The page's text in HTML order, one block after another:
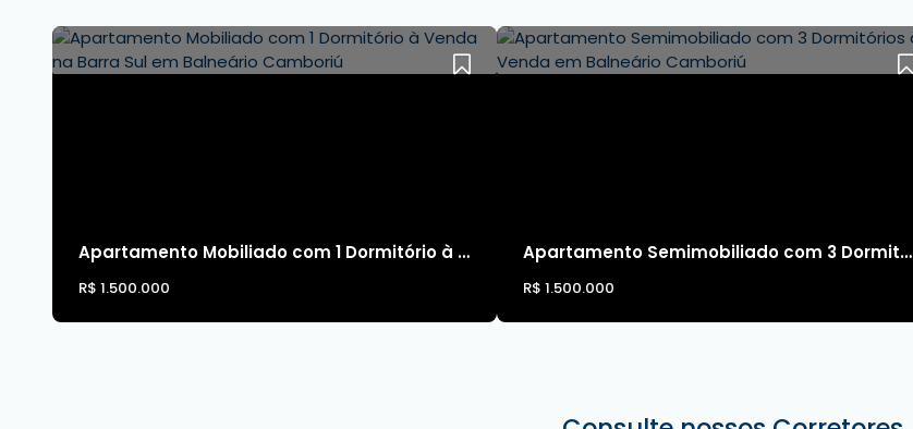
Apartamento Mobiliado com 1 Dormitório à Venda na Barra Sul em Balneário Camboriú
R$ 1.500.000
Apartamento Semimobiliado com 3 Dormitórios à Venda em Balneário Camboriú
R$ 1.500.000